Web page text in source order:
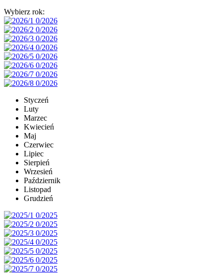
Wybierz rok:
Styczeń
Luty
Marzec
Kwiecień
Maj
Czerwiec
Lipiec
Sierpień
Wrzesień
Październik
Listopad
Grudzień